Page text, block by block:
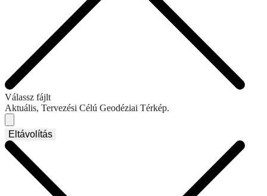
Válassz fájlt
Aktuális, Tervezési Célú Geodéziai Térkép.
Eltávolítás